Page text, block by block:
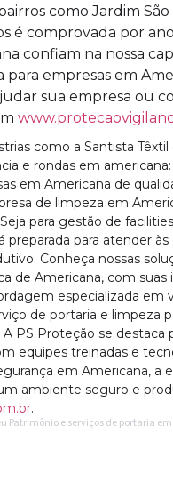
como Jardim
é comprovada por
confiam na nossa
empresas em
sua empresa ou
como a Santista
e rondas em
em Americana de
de limpeza em
para gestão de
para atender
Conheça nossas
de Americana, com
especializada em
de portaria e limpeza
PS Proteção se
equipes treinadas e
em Americana, a
ambiente seguro e
.
Patrimônio e serviços de portaria